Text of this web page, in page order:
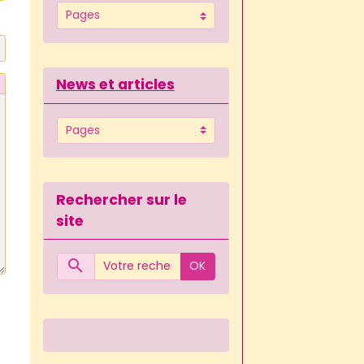
News et articles
Rechercher sur le
site
OK